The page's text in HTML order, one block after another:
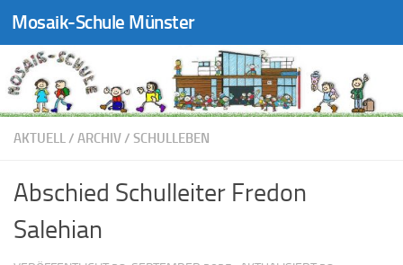
Zum Inhalt springen
Mosaik-Schule Münster
AKTUELL/ ARCHIV/ SCHULLEBEN
Abschied Schulleiter Fredon
Salehian